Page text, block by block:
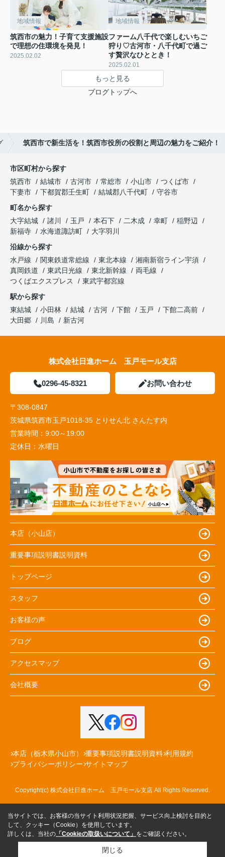
地域情報
筑西市の魅力！子育て支援施設
で理想の住環境を発見！
2025.02.02
地域情報
ファーム八千代で楽しむいちご
狩り♡古河市・八千代町で過ご
す贅沢なひととき！
2025.02.01
もっと見る
ブログトップへ
筑西市で新生活を！筑西市役所の役割と周辺の魅力をご紹介！
市区町村から探す
筑西市
結城市 古河市 常総市 小山市
つくば市
下妻市
下都賀郡壬生町 結城郡八千代町
守谷市
町名から探す
大字結城
諸川 玉戸 本石下 二木成 幸町
稲野辺
新福寺
水海道諏訪町
大字羽川
沿線から探す
水戸線
関東鉄道常総線 東北本線
湘南新宿ライン宇須
真岡鉄道
東武日光線 東北新幹線
両毛線
つくばエクスプレス
東武宇都宮線
駅から探す
東結城
小田林 結城 古河 下館 玉戸
下館二高前
大田郷
川島 新古河
株式会社日進ホーム 玉戸モール支店
0296-45-8321 お問い合わせ
〒308-0847
茨城県筑西市玉戸1018-35 とりせん北 さんたす内
営業時間： 9:00～19:00
定休日： 水曜日
本店（小山店）
重要事項説明書説明資料
トップページ
スタッフ
お客様の声
ブログ
アクセスマップ
会社概要
本店（栃木県小山市） 重要事項説明書説明資料 利用規約
プライバシーポリシー サイトマップ
Copyright(c) 株式会社日進ホーム 玉戸モール支店 All Rights Reserved.
当サイトでは、お客様の当サイト利用状況把握、サービス向上検討を目的と
して、クッキー（Cookie）を使用しています。
詳しくは、当社の 「Cookieの取扱いについて」 をご確認ください。
閉じる